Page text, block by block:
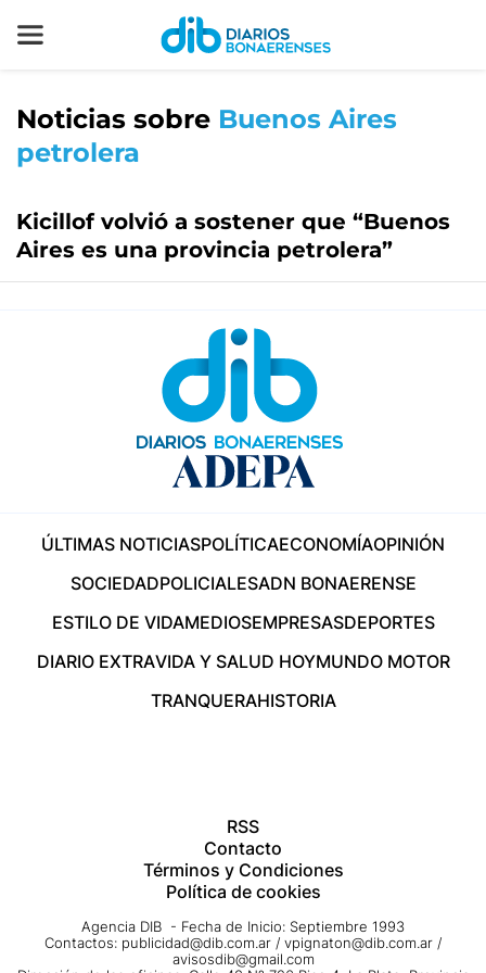
Noticias sobre Buenos Aires
petrolera
Kicillof volvió a sostener que “Buenos
Aires es una provincia petrolera”
ÚLTIMAS NOTICIASPOLÍTICAECONOMÍAOPINIÓN
SOCIEDADPOLICIALESADN BONAERENSE
ESTILO DE VIDAMEDIOSEMPRESASDEPORTES
DIARIO EXTRAVIDA Y SALUD HOYMUNDO MOTOR
TRANQUERAHISTORIA
RSS
Contacto
Términos y Condiciones
Política de cookies
Agencia DIB - Fecha de Inicio: Septiembre 1993
Contactos: publicidad@dib.com.ar / vpignaton@dib.com.ar /
avisosdib@gmail.com